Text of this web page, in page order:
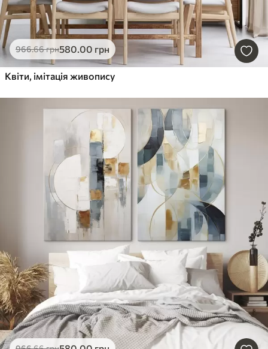
966.66грн580.00 грн
Квіти, імітація живопису